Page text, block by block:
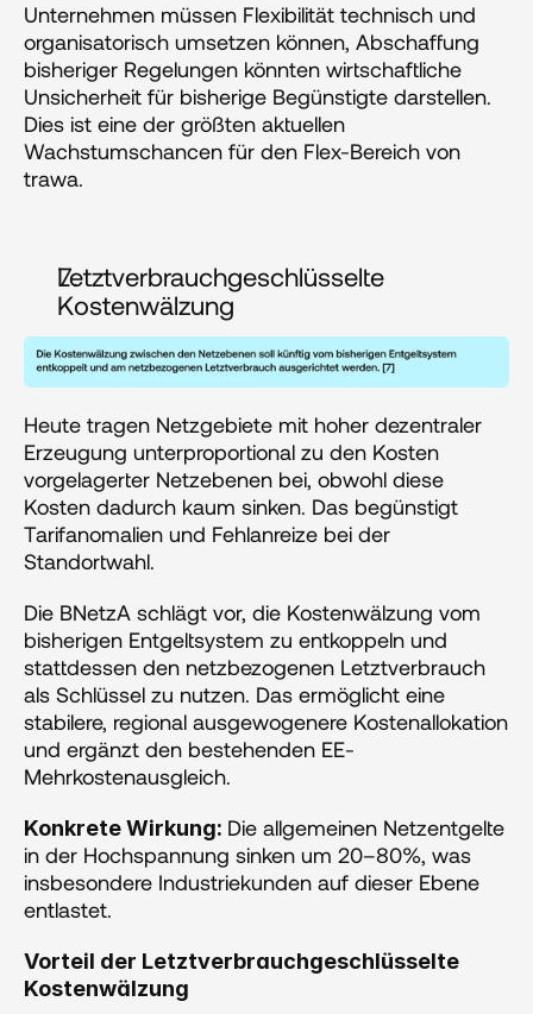
Unternehmen müssen Flexibilität technisch und
organisatorisch umsetzen können, Abschaffung
bisheriger Regelungen könnten wirtschaftliche
Unsicherheit für bisherige Begünstigte darstellen.
Dies ist eine der größten aktuellen
Wachstumschancen für den Flex-Bereich von
trawa.
Letztverbrauchgeschlüsselte
Kostenwälzung
Heute tragen Netzgebiete mit hoher dezentraler
Erzeugung unterproportional zu den Kosten
vorgelagerter Netzebenen bei, obwohl diese
Kosten dadurch kaum sinken. Das begünstigt
Tarifanomalien und Fehlanreize bei der
Standortwahl.
Die BNetzA schlägt vor, die Kostenwälzung vom
bisherigen Entgeltsystem zu entkoppeln und
stattdessen den netzbezogenen Letztverbrauch
als Schlüssel zu nutzen. Das ermöglicht eine
stabilere, regional ausgewogenere Kostenallokation
und ergänzt den bestehenden EE-
Mehrkostenausgleich.
Konkrete Wirkung: Die allgemeinen Netzentgelte
in der Hochspannung sinken um 20–80%, was
insbesondere Industriekunden auf dieser Ebene
entlastet.
Vorteil der Letztverbrauchgeschlüsselte
Kostenwälzung